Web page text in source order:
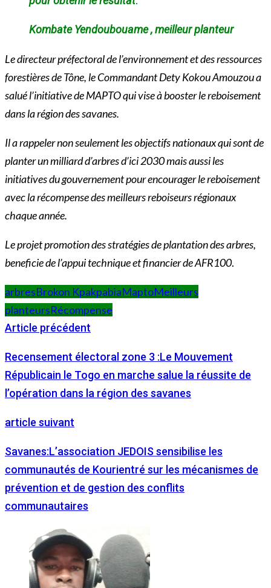
Kombate Yendoubouame , meilleur planteur
Le directeur préfectoral de l’environnement et des ressources
forestières de Tône, le Commandant Dety Kokou Amouzou a
salué l’initiative de MAPTO qui vise à booster le reboisement
dans la région des savanes.
Il a rappeler non seulement les objectifs nationaux qui sont de
planter un milliard d’arbres d’ici 2030 mais aussi les
initiatives du gouvernement pour encourager le reboisement
avec la récompense des meilleurs reboiseurs régionaux
chaque année.
Le projet promotion des stratégies de plantation des arbres,
beneficie de l’appui technique et financier de AFR100.
arbresBrokon KpakpabiaMaptoMeilleurs
planteursRécompense
Article précédent
Recensement électoral zone 3 :Le Mouvement
Républicain le Togo en marche salue la réussite de
l’opération dans la région des savanes
article suivant
Savanes:L’association JEDOIS sensibilise les
communautés de Kourientré sur les mécanismes de
prévention et de gestion des conflits
communautaires